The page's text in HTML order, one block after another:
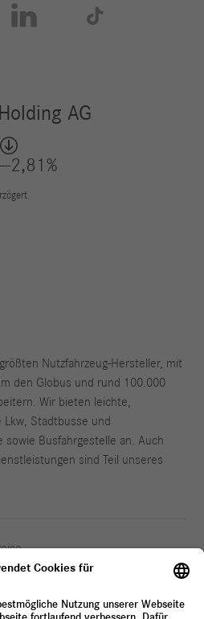
 
Nutzfahrzeug-Hersteller, mit
den Globus und rund 100.000
Wir bieten leichte,
Stadtbusse und
sowie Busfahrgestelle an. Auch
sind Teil unseres